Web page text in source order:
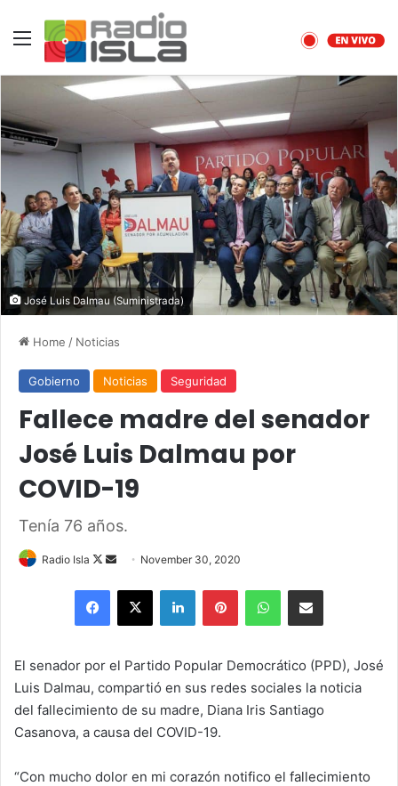
Menu
José Luis Dalmau (Suministrada)
Home / Noticias
Gobierno Noticias Seguridad
Fallece madre del senador
José Luis Dalmau por
COVID-19
Tenía 76 años.
Radio Isla
Follow
Send
email
November 30, 2020
Facebook
X LinkedInPinterestWhatsAppShare via Email
El senador por el Partido Popular Democrático (PPD), José
Luis Dalmau, compartió en sus redes sociales la noticia
del fallecimiento de su madre, Diana Iris Santiago
Casanova, a causa del COVID-19.
“Con mucho dolor en mi corazón notifico el fallecimiento